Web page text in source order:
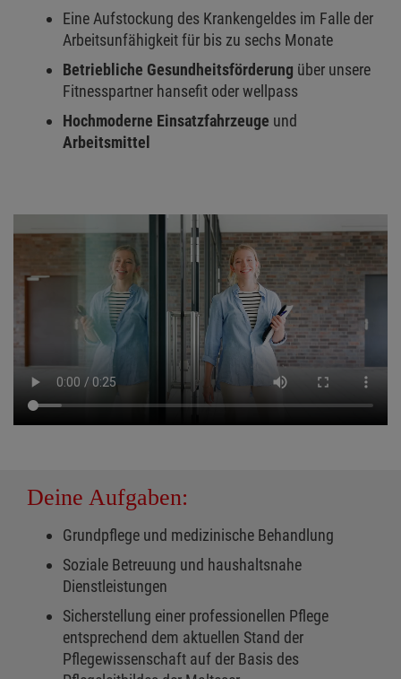
Eine Aufstockung des Krankengeldes im Falle der
Arbeitsunfähigkeit für bis zu sechs Monate
Betriebliche Gesundheitsförderung über unsere
Fitnesspartner hansefit oder wellpass
Hochmoderne Einsatzfahrzeuge und
Arbeitsmittel
Deine Aufgaben:
Grundpflege und medizinische Behandlung
Soziale Betreuung und haushaltsnahe
Dienstleistungen
Sicherstellung einer professionellen Pflege
entsprechend dem aktuellen Stand der
Pflegewissenschaft auf der Basis des